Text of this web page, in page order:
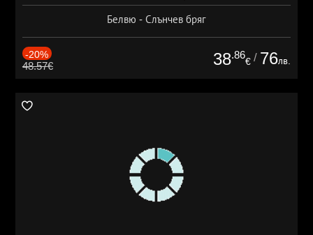
Белвю - Слънчев бряг
-20%
48.57€ 38.86
€ / 76лв.